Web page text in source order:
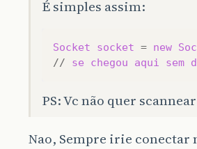
É simples assim:
Socket socket = new
//
se chegou aqui sem
PS: Vc não quer
Nao, Sempre irie conectar